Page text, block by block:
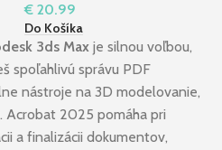
Acrobat 2020 Pro I
Windows
€ 20.99
Do Košíka
3ds Max je silnou voľbou,
spoľahlivú správu PDF
nástroje na 3D modelovanie,
Acrobat 2025 pomáha pri
a finalizácii dokumentov,